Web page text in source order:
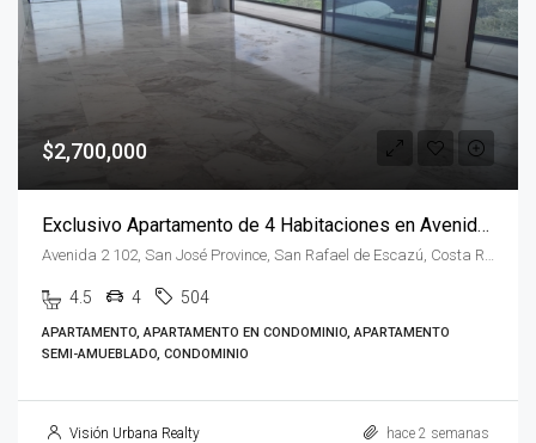
$2,700,000
Exclusivo Apartamento de 4 Habitaciones en Avenida Escazú
Avenida 2 102, San José Province, San Rafael de Escazú, Costa Rica
4.5 4 504
APARTAMENTO, APARTAMENTO EN CONDOMINIO, APARTAMENTO
SEMI-AMUEBLADO, CONDOMINIO
Visión Urbana Realty hace 2 semanas